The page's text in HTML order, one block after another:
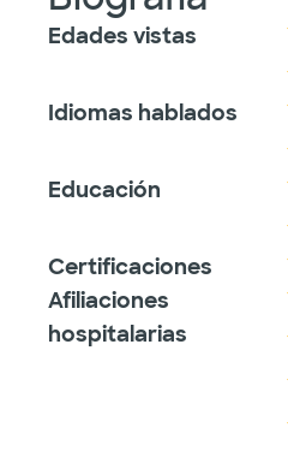
Edades vistas
Idiomas hablados
Educación
Certificaciones
Afiliaciones
hospitalarias